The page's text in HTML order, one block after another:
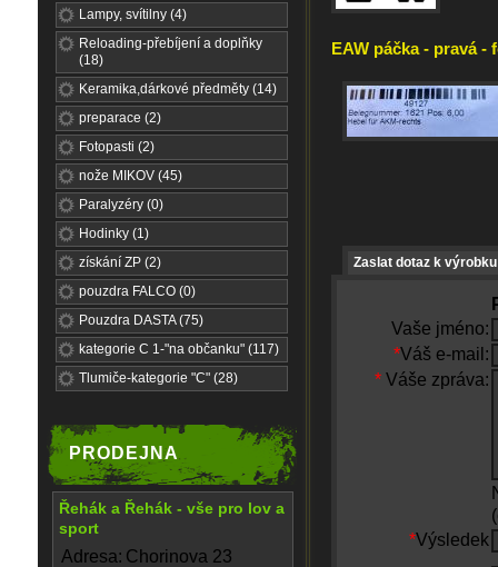
Lampy, svítilny (4)
Reloading-přebíjení a doplňky
(18)
Keramika,dárkové předměty (14)
preparace (2)
Fotopasti (2)
nože MIKOV (45)
Paralyzéry (0)
Hodinky (1)
získání ZP (2)
pouzdra FALCO (0)
Pouzdra DASTA (75)
kategorie C 1-"na občanku" (117)
Tlumiče-kategorie "C" (28)
PRODEJNA
Řehák a Řehák - vše pro lov a
sport
Adresa: Chorinova 23
EAW páčka - pravá -
Zaslat dotaz k výrobku
Vaše jméno:
*Váš e-mail:
* Váše zpráva:
*Výsledek